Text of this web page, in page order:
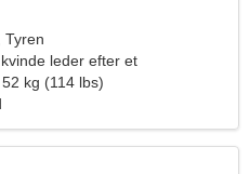
Tyren
leder efter et
kg (114 lbs)